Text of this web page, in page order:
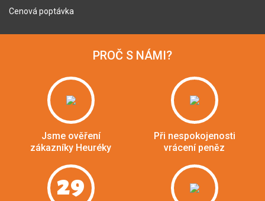
Cenová poptávka
PROČ S NÁMI?
Jsme ověření
zákazníky Heuréky
Při nespokojenosti
vrácení peněz
29